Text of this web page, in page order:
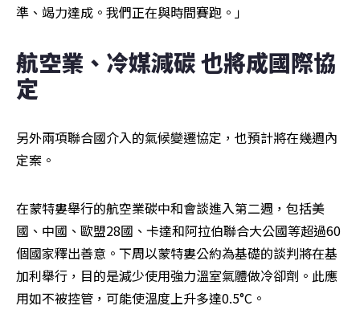
準、竭力達成。我們正在與時間賽跑。」
航空業、冷媒減碳 也將成國際協
定
另外兩項聯合國介入的氣候變遷協定，也預計將在幾週內
定案。
在蒙特婁舉行的航空業碳中和會談進入第二週，包括美
國、中國、歐盟28國、卡達和阿拉伯聯合大公國等超過60
個國家釋出善意。下周以蒙特婁公約為基礎的談判將在基
加利舉行，目的是減少使用強力溫室氣體做冷卻劑。此應
用如不被控管，可能使溫度上升多達0.5°C。